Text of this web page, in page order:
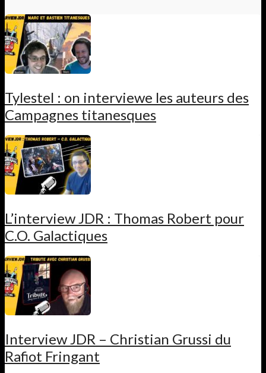
Tylestel : on interviewe les auteurs des
Campagnes titanesques
L’interview JDR : Thomas Robert pour
C.O. Galactiques
Interview JDR – Christian Grussi du
Rafiot Fringant